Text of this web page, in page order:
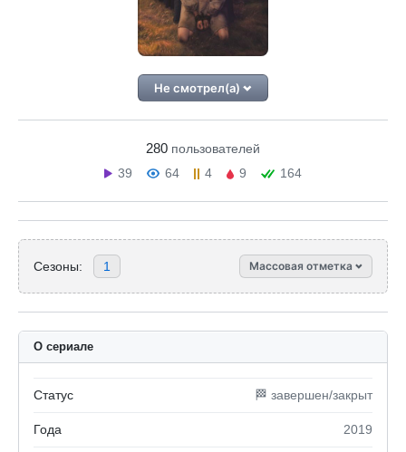
Не смотрел(а)
280 пользователей
39
64 4 9 164
Сезоны: 1 Массовая отметка
О сериале
Статус 🏁 завершен/закрыт
Года 2019